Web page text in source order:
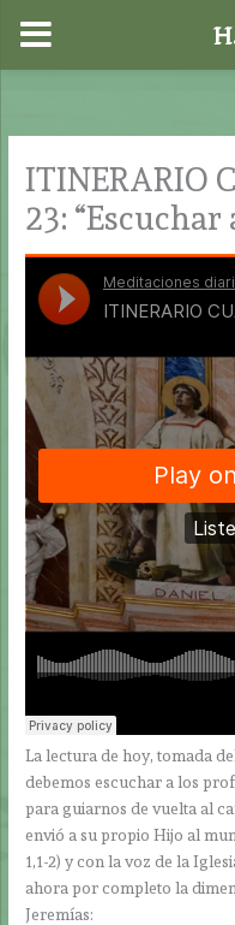
contenido
ITINERARIO
23: “Escuchar
La lectura de hoy, tomada
debemos escuchar a los
para guiarnos de vuelta al
envió a su propio Hijo al
1,1-2) y con la voz de la
ahora por completo la
Jeremías: